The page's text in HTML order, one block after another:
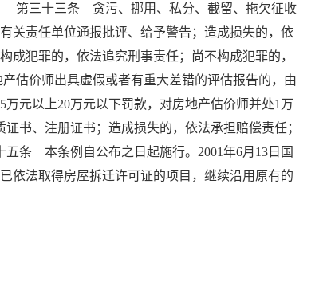
第三十三条 贪污、挪用、私分、截留、拖欠征收
关责任单位通报批评、给予警告；造成损失的，依
成犯罪的，依法追究刑事责任；尚不构成犯罪的，
价师出具虚假或者有重大差错的评估报告的，由
元以上20万元以下罚款，对房地产估价师并处1万
书、注册证书；造成损失的，依法承担赔偿责任；
本条例自公布之日起施行。2001年6月13日国
依法取得房屋拆迁许可证的项目，继续沿用原有的